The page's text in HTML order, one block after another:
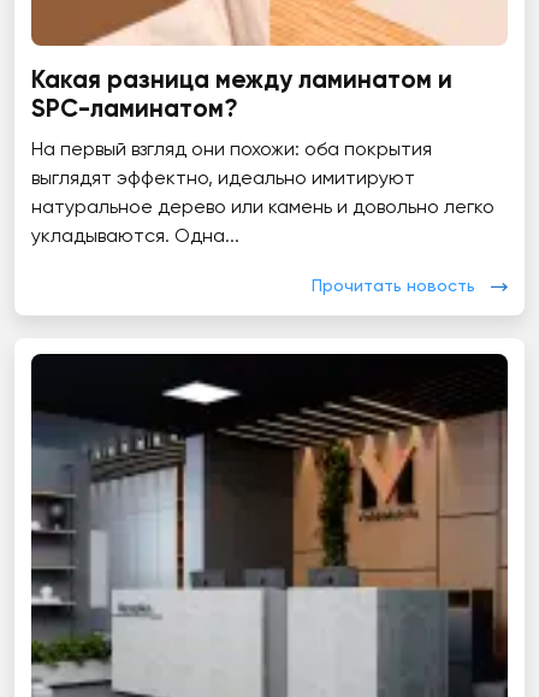
Какая разница между ламинатом и
SPC-ламинатом?
На первый взгляд они похожи: оба покрытия
выглядят эффектно, идеально имитируют
натуральное дерево или камень и довольно легко
укладываются. Одна...
Прочитать новость